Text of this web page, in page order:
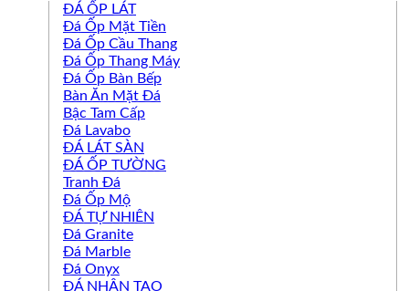
ĐÁ ỐP LÁT
Đá Ốp Mặt Tiền
Đá Ốp Cầu Thang
Đá Ốp Thang Máy
Đá Ốp Bàn Bếp
Bàn Ăn Mặt Đá
Bậc Tam Cấp
Đá Lavabo
ĐÁ LÁT SÀN
ĐÁ ỐP TƯỜNG
Tranh Đá
Đá Ốp Mộ
ĐÁ TỰ NHIÊN
Đá Granite
Đá Marble
Đá Onyx
ĐÁ NHÂN TẠO